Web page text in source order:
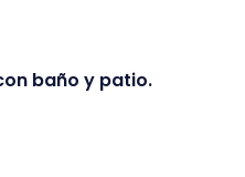
baño y patio.